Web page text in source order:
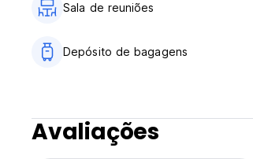
Sala de reuniões
Depósito de bagagens
Avaliações